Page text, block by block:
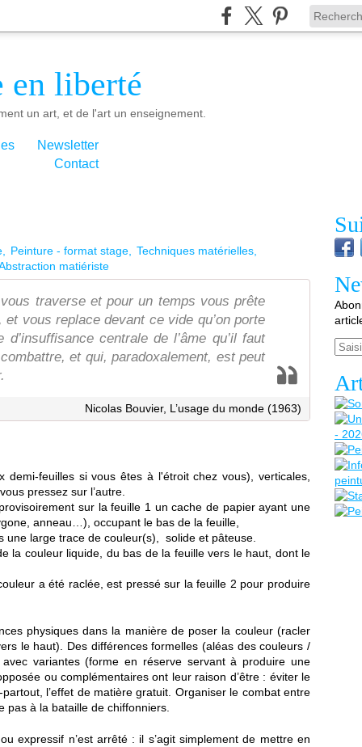
en liberté
un art, et de l'art un enseignement.
Newsletter
Contact
Peinture - format stage
Techniques matérielles
matiériste
traverse et pour un temps vous prête
vous replace devant ce vide qu’on porte
centrale de l’âme qu’il faut
et qui, paradoxalement, est peut
Nicolas Bouvier, L’usage du monde (1963)
demi-feuilles si vous êtes à l'étroit chez vous), verticales,
pressez sur l’autre.
sur la feuille 1 un cache de papier ayant une
anneau…), occupant le bas de la feuille,
une large trace de couleur(s), solide et pâteuse.
la couleur liquide, du bas de la feuille vers le haut, dont le
a été raclée, est pressé sur la feuille 2 pour produire
physiques dans la manière de poser la couleur (racler
le haut). Des différences formelles (aléas des couleurs /
variantes (forme en réserve servant à produire une
ou complémentaires ont leur raison d’être : éviter le
l’effet de matière gratuit. Organiser le combat entre
pas à la bataille de chiffonniers.
expressif n’est arrêté : il s’agit simplement de mettre en
Email